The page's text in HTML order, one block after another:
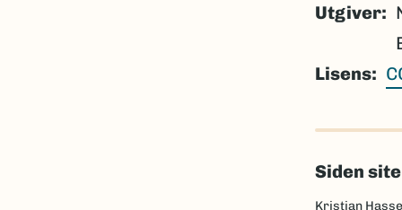
Utgiver
Lisens
Siden
Kristian